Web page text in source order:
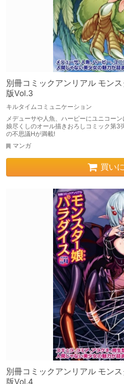
別冊コミックアンリアル モン
版Vol.3
キルタイムコミュニケーション
メデューサや人魚、ハーピーにユニコー
娘尽くしのオール描きおろしコミック第3
の不思議Hが満載!
マンガ
買い
別冊コミックアンリアル モン
版Vol.4